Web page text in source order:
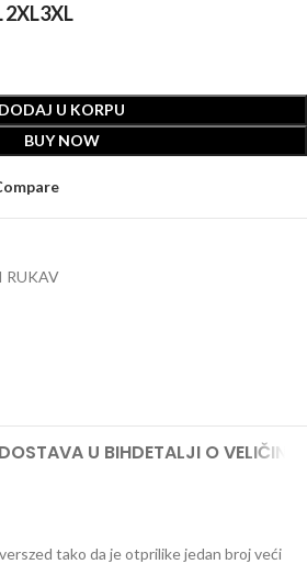
2XL3XL
DODAJ U KORPU
BUY NOW
RUKAV
DOSTAVA U BIHDETALJI O
tako da je otprilike jedan broj veći